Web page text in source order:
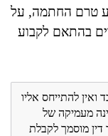
טרם החתמה, על
בהתאם לקבוע
ואין להתייחס אליו
מעמיקה של
דין מוסמך לקבלת